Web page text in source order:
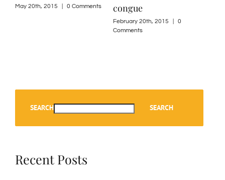
May 20th, 2015 0 Comments
congue
February 20th, 2015
0
Comments
SEARCH SEARCH
Recent Posts